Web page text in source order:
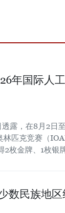
年国际人
露，在8月2日
林匹克竞赛（
枚金牌、1枚银
数民族地